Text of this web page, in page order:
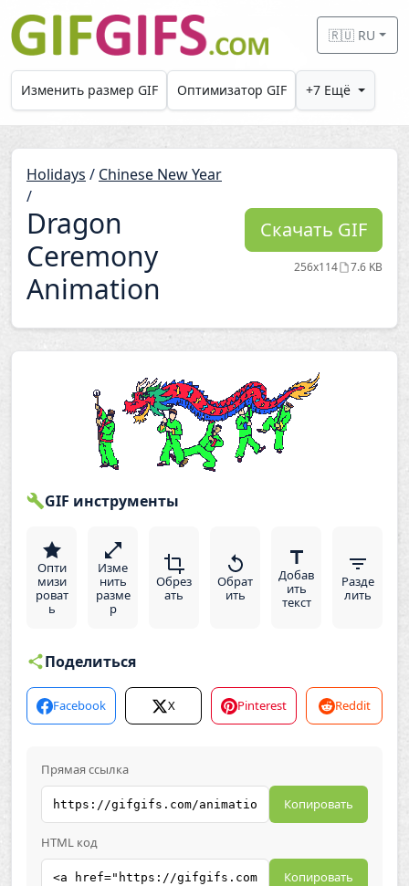
Skip to main content
🇷🇺 RU
Изменить размер GIF Оптимизатор GIF +7 Ещё
Holidays / Chinese New Year
/
Dragon
Ceremony
Animation
Скачать GIF
256x114 7.6 KB
GIF инструменты
Опти
мизи
роват
ь
Изме
нить
разме
р
Обрез
ать
Обрат
ить
Добав
ить
текст
Разде
лить
Поделиться
Facebook X Pinterest Reddit
Прямая ссылка
Копировать
HTML код
Копировать